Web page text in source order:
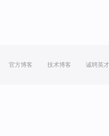
官方博客 技术博客 诚聘英才